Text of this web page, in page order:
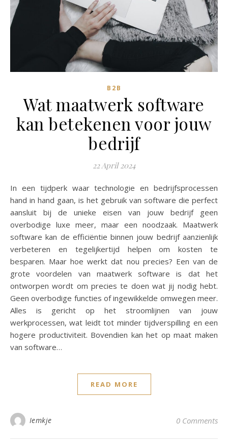
B2B
Wat maatwerk software
kan betekenen voor jouw
bedrijf
22 April 2024
In een tijdperk waar technologie en bedrijfsprocessen
hand in hand gaan, is het gebruik van software die perfect
aansluit bij de unieke eisen van jouw bedrijf geen
overbodige luxe meer, maar een noodzaak. Maatwerk
software kan de efficiëntie binnen jouw bedrijf aanzienlijk
verbeteren en tegelijkertijd helpen om kosten te
besparen. Maar hoe werkt dat nou precies? Een van de
grote voordelen van maatwerk software is dat het
ontworpen wordt om precies te doen wat jij nodig hebt.
Geen overbodige functies of ingewikkelde omwegen meer.
Alles is gericht op het stroomlijnen van jouw
werkprocessen, wat leidt tot minder tijdverspilling en een
hogere productiviteit. Bovendien kan het op maat maken
van software…
READ MORE
Iemkje 0 Comments